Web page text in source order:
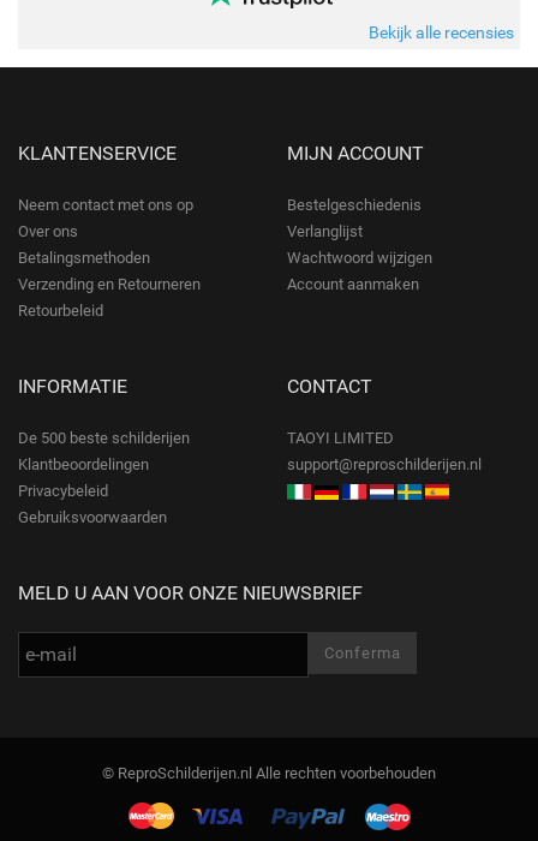
Bekijk alle recensies
KLANTENSERVICE
Neem contact met ons op
Over ons
Betalingsmethoden
Verzending en Retourneren
Retourbeleid
MIJN ACCOUNT
Bestelgeschiedenis
Verlanglijst
Wachtwoord wijzigen
Account aanmaken
INFORMATIE
De 500 beste schilderijen
Klantbeoordelingen
Privacybeleid
Gebruiksvoorwaarden
CONTACT
TAOYI LIMITED
support@reproschilderijen.nl
MELD U AAN VOOR ONZE NIEUWSBRIEF
© ReproSchilderijen.nl Alle rechten voorbehouden